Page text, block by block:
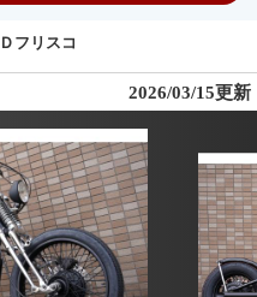
フリスコ
2026/03/15更新